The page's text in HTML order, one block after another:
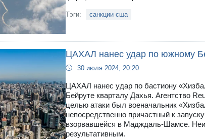
Тэги: санкции сша
ЦАХАЛ нанес удар по южному
30 июля 2024, 20:20
ЦАХАЛ нанес удар по бастиону
Бейруте кварталу Дахья. Агентство
целью атаки был военачальник
непосредственно причастный к
взорвавшейся в Мадждаль-Шамсе.
результативным.